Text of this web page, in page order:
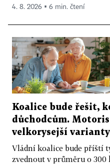
4. 8. 2026 ▪ 6 min. čtení
Koalice bude řešit,
důchodcům.
velkorysejší varianty
Vládní koalice bude příští
zvednout v průměru o